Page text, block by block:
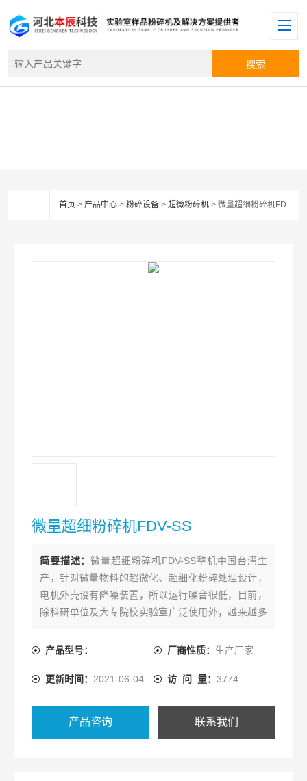
首页 >产品中心 >粉碎设备 >超微粉碎机 > 微量超细粉碎机FDV-SS
微量超细粉碎机FDV-SS
简要描述：微量超细粉碎机FDV-SS整机中国台湾生
产，针对微量物料的超微化、超细化粉碎处理设计，
电机外壳设有降噪装置，所以运行噪音很低，目前，
除科研单位及大专院校实验室广泛使用外，越来越多
化粉碎使用，以利于营养或药用成分的吸收，比如虫
产品型号： 厂商性质： 生产厂家
更新时间： 2021-06-04 访 问 量： 3774
产品咨询 联系我们